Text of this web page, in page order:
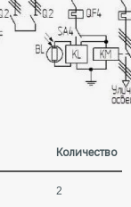
Количество
2